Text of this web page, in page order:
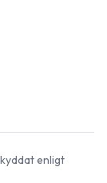
enligt